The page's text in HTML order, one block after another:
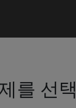
를 선